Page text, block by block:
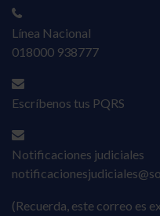
Línea Nacional
018000 938777
Escríbenos tus PQRS
Notificaciones judiciales
(Recuerda, este correo es